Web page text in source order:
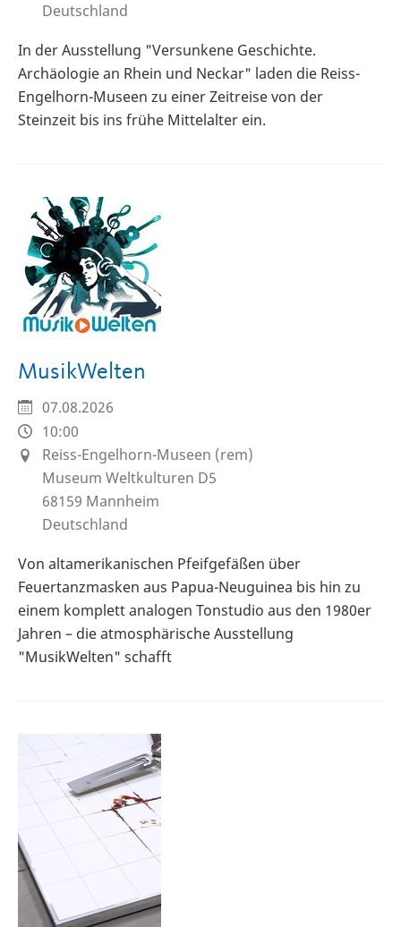
Deutschland
In der Ausstellung "Versunkene Geschichte.
Archäologie an Rhein und Neckar" laden die Reiss-
Engelhorn-Museen zu einer Zeitreise von der
Steinzeit bis ins frühe Mittelalter ein.
MusikWelten
07.08.2026
10:00
Reiss-Engelhorn-Museen (rem)
Museum Weltkulturen D5
68159 Mannheim
Deutschland
Von altamerikanischen Pfeifgefäßen über
Feuertanzmasken aus Papua-Neuguinea bis hin zu
einem komplett analogen Tonstudio aus den 1980er
Jahren – die atmosphärische Ausstellung
"MusikWelten" schafft